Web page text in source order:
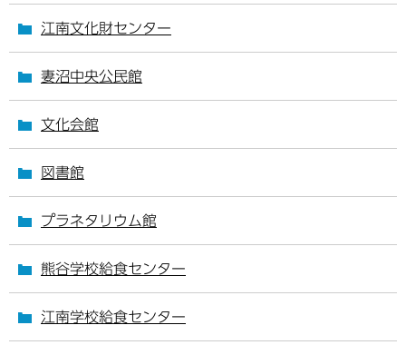
江南文化財センター
妻沼中央公民館
文化会館
図書館
プラネタリウム館
熊谷学校給食センター
江南学校給食センター